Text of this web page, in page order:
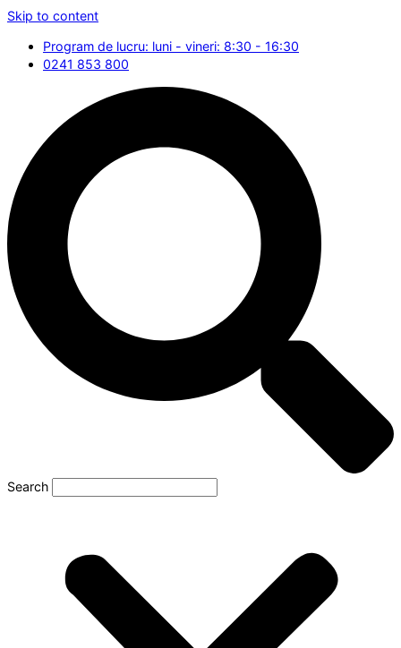
Skip to content
Program de lucru: luni - vineri: 8:30 - 16:30
0241 853 800
Search